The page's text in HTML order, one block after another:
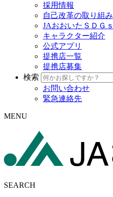
採用情報
自己改革の取り組み
JAおおいたＳＤＧｓ
キャラクター紹介
公式アプリ
提携店一覧
提携店募集
検索
お問い合わせ
緊急連絡先
MENU
SEARCH